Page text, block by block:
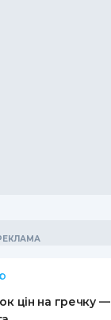
цін на гречку —